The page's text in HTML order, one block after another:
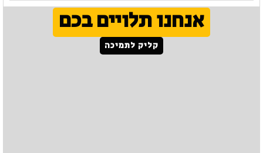
אנחנו תלויים בכם
קליק לתמיכה